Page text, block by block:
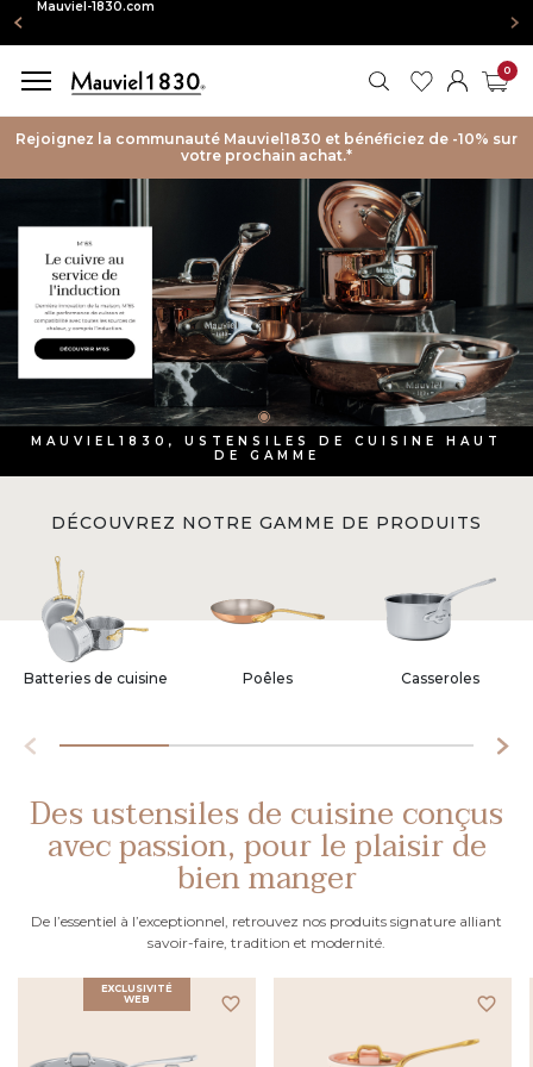
: Mauviel-1830.com
RECHERCHER
MES FAVORIS
MON
0
Rejoignez la communauté Mauviel1830 et bénéficiez de -10% sur
votre prochain achat.*
MAUVIEL1830, USTENSILES DE CUISINE HAUT
DE GAMME
DÉCOUVREZ NOTRE GAMME DE PRODUITS
Batteries de cuisine Poêles Casseroles
Des ustensiles de cuisine conçus
avec passion, pour le plaisir de
bien manger
De l’essentiel à l’exceptionnel, retrouvez nos produits signature alliant
savoir-faire, tradition et modernité.
favorite_border
EXCLUSIVITÉ
WEB
favorite_border